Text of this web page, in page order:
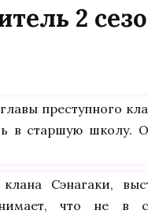
2
преступного
в старшую школу.
Сэнагаки,
что не в